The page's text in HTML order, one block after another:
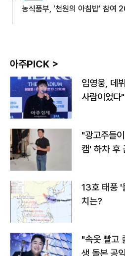
농식품부, '천원의 아침밥' 참여
아주PICK >
임영웅, 데
사람이었다"
"광고주들
캠' 하차 후
13호 태풍 '
치는?
"속옷 빨고
생 돌본 공